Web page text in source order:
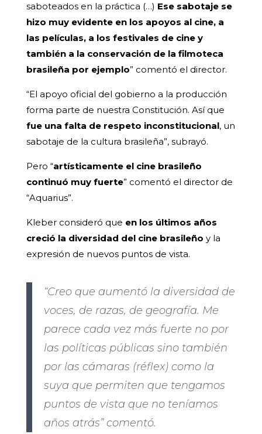
saboteados en la práctica (…) Ese sabotaje se
hizo muy evidente en los apoyos al cine, a
las películas, a los festivales de cine y
también a la conservación de la filmoteca
brasileña por ejemplo” comentó el director.
“El apoyo oficial del gobierno a la producción
forma parte de nuestra Constitución. Así que
fue una falta de respeto inconstitucional, un
sabotaje de la cultura brasileña”, subrayó.
Pero “artísticamente el cine brasileño
continuó muy fuerte” comentó el director de
“Aquarius”.
Kleber consideró que en los últimos años
creció la diversidad del cine brasileño y la
expresión de nuevos puntos de vista.
“Creo que aumentó la diversidad de
voces, de razas, de geografía. Me
parece cada vez más fuerte no por
las políticas públicas sino también
por las cámaras (réflex) como la
suya que permiten que tengamos
puntos de vista que no teníamos
años atrás” comentó.